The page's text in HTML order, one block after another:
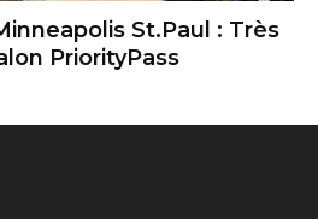
St.Paul : Très
PriorityPass